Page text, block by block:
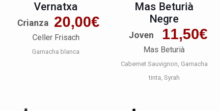
Vernatxa
20,00€
Crianza
Celler Frisach
Garnacha blanca
Mas Beturià
Negre
11,50€
Joven
Mas Beturià
Cabernet Sauvignon Garnacha
tinta Syrah